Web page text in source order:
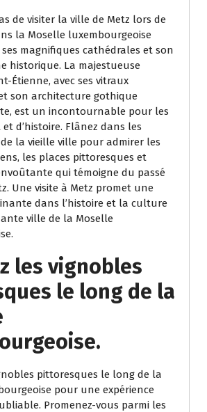
de visiter la ville de Metz lors de
la Moselle luxembourgeoise
magnifiques cathédrales et son
historique. La majestueuse
Étienne, avec ses vitraux
son architecture gothique
est un incontournable pour les
d’histoire. Flânez dans les
la vieille ville pour admirer les
les places pittoresques et
qui témoigne du passé
Une visite à Metz promet une
dans l’histoire et la culture
ville de la Moselle
les vignobles
le long de la
pittoresques le long de la
pour une expérience
Promenez-vous parmi les